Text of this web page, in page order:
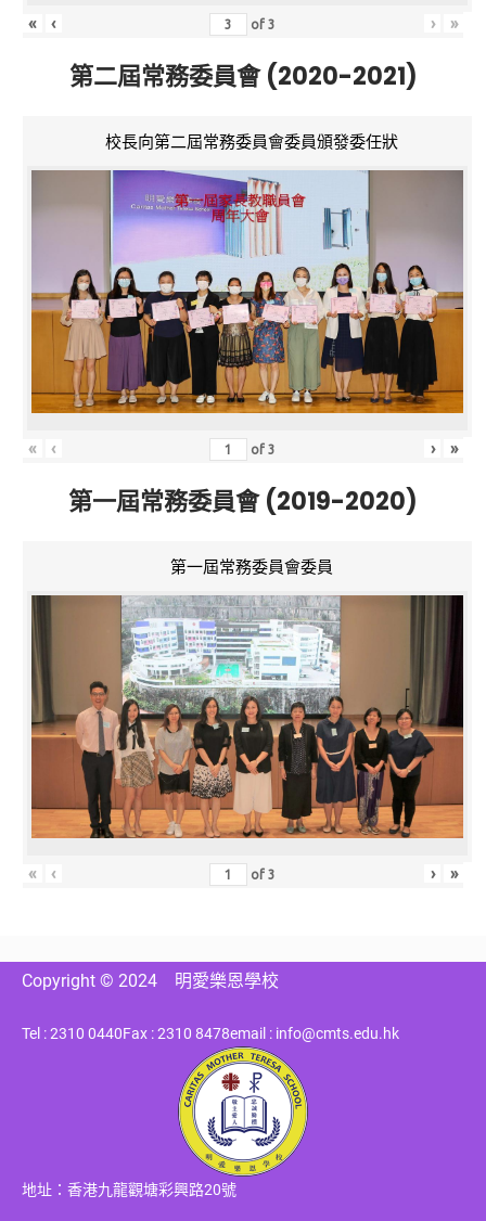
« ‹ of3 › »
第二屆常務委員會 (2020-2021)
校長向第二屆常務委員會委員頒發委任狀
« ‹ of3 › »
第一屆常務委員會 (2019-2020)
第一屆常務委員會委員
« ‹ of3 › »
Copyright © 2024 明愛樂恩學校
Tel : 2310 0440Fax : 2310 8478email : info@cmts.edu.hk
地址：香港九龍觀塘彩興路20號